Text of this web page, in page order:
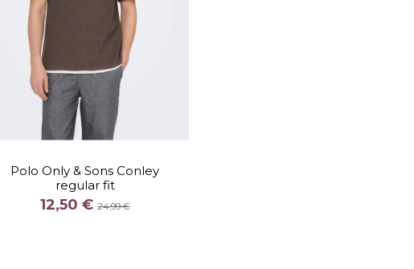
Polo Only & Sons Conley
regular fit
12,50 €24,99 €
TALLA
COLOR
MARRON